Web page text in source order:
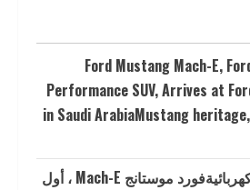
Ford Mustang Mach-E,
Performance SUV, Arrives at
in Saudi ArabiaMustang
روح موستانج… بقوة كهربائيةفورد موستانج Mach-E ، أول